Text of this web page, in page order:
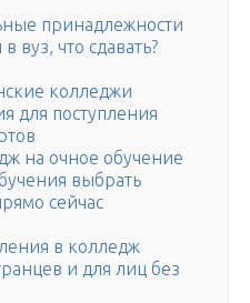
принадлежности
вуз, что сдавать?
колледжи
для поступления
на очное обучение
выбрать
сейчас
в колледж
и для лиц без